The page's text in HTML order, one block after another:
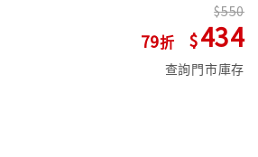
79
550
434
查詢門市庫存